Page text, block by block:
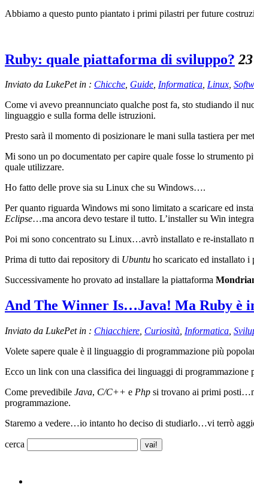
Abbiamo a questo punto piantato i primi pilastri per future
Ruby: quale piattaforma di sviluppo?
Inviato da LukePet in : Chicche, Guide, Informatica, Linux,
Come vi avevo preannunciato qualche post fa, sto studiando il
linguaggio e sulla forma delle istruzioni.
Presto sarà il momento di posizionare le mani sulla tastiera per
Mi sono un po documentato per capire quale fosse lo strumento
quale utilizzare.
Ho fatto delle prove sia su Linux che su Windows….
Per quanto riguarda Windows mi sono limitato a scaricare ed
Eclipse…ma ancora devo testare il tutto. L’installer su Win
Poi mi sono concentrato su Linux…avrò installato e re-installato
Prima di tutto dai repository di Ubuntu ho scaricato ed installato i
Successivamente ho provato ad installare la piattaforma
And The Winner Is…Java! Ma Ruby è
Inviato da LukePet in : Chiacchiere Curiosità Informatica
Volete sapere quale è il linguaggio di programmazione più
Ecco un link con una classifica dei linguaggi di programmazione
Come prevedibile Java, C/C++ e Php si trovano ai primi
programmazione.
Staremo a vedere…io intanto ho deciso di studiarlo…vi terrò
cerca